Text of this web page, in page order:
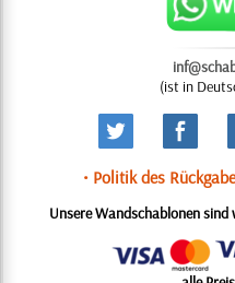
(ist in
• Politik des
Unsere Wandschablonen